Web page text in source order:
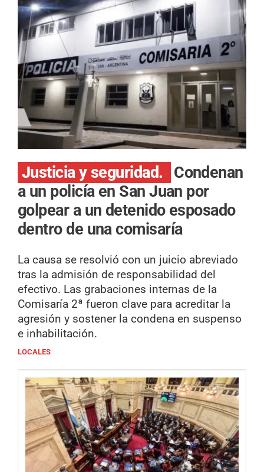
Justicia y seguridad.
Condenan
a un policía en San Juan por
golpear a un detenido esposado
dentro de una comisaría
La causa se resolvió con un juicio abreviado
tras la admisión de responsabilidad del
efectivo. Las grabaciones internas de la
Comisaría 2ª fueron clave para acreditar la
agresión y sostener la condena en suspenso
e inhabilitación.
LOCALES